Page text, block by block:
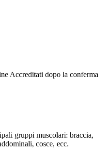
Accreditati dopo la conferma
gruppi muscolari: braccia,
cosce, ecc.